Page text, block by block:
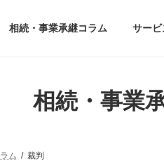
相続・事業承継コラム サー
相続・事業
ム 裁判